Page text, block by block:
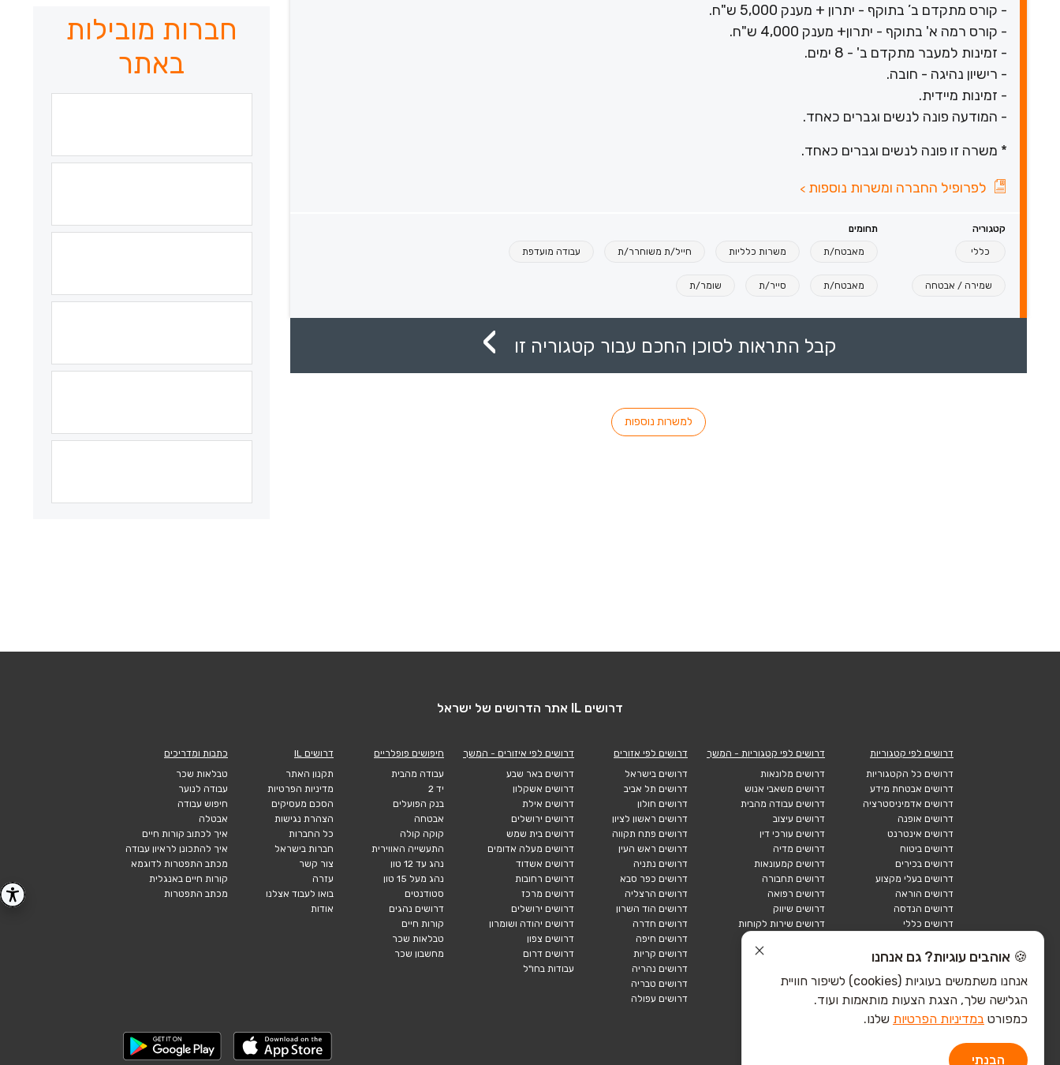
- קורס מתקדם ב’ בתוקף - יתרון + מענק 5,000 ש"ח.
- קורס רמה א' בתוקף - יתרון+ מענק 4,000 ש"ח.
- זמינות למעבר מתקדם ב' - 8 ימים.
- רישיון נהיגה - חובה.
- זמינות מיידית.
- המודעה פונה לנשים וגברים כאחד.
* משרה זו פונה לנשים וגברים כאחד.
לפרופיל החברה ומשרות נוספות >
קטגוריה תחומים
כללי מאבטח/ת משרות כלליות חייל/ת משוחרר/ת עבודה מועדפת
שמירה / אבטחה מאבטח/ת סייר/ת שומר/ת
קבל התראות לסוכן החכם עבור קטגוריה זו
למשרות נוספות
חברות מובילות
באתר
דרושים IL אתר הדרושים של ישראל
דרושים לפי קטגוריות
דרושים כל הקטגוריות
דרושים אבטחת מידע
דרושים אדמיניסטרציה
דרושים אופנה
דרושים אינטרנט
דרושים ביטוח
דרושים בכירים
דרושים בעלי מקצוע
דרושים הוראה
דרושים הנדסה
דרושים כללי
דרושים לוגיסטיקה
דרושים מכירות
הייטק חומרה
דרושים לפי קטגוריות - המשך
דרושים מלונאות
דרושים משאבי אנוש
דרושים עבודה מהבית
דרושים עיצוב
דרושים עורכי דין
דרושים מדיה
דרושים קמעונאות
דרושים תחבורה
דרושים רפואה
דרושים שיווק
דרושים שירות לקוחות
הייטק כללי
הייטק תוכנה
דרושים לפי אזורים
דרושים בישראל
דרושים תל אביב
דרושים חולון
דרושים ראשון לציון
דרושים פתח תקווה
דרושים ראש העין
דרושים נתניה
דרושים כפר סבא
דרושים הרצליה
דרושים הוד השרון
דרושים חדרה
דרושים חיפה
דרושים קריות
דרושים נהריה
דרושים טבריה
דרושים עפולה
דרושים לפי איזורים - המשך
דרושים באר שבע
דרושים אשקלון
דרושים אילת
דרושים ירושלים
דרושים בית שמש
דרושים מעלה אדומים
דרושים אשדוד
דרושים רחובות
דרושים מרכז
דרושים ירושלים
דרושים יהודה ושומרון
דרושים צפון
דרושים דרום
עבודות בחו"ל
חיפושים פופלריים
עבודה מהבית
יד 2
בנק הפועלים
אבטחה
קוקה קולה
התעשייה האווירית
נהג עד 12 טון
נהג מעל 15 טון
סטודנטים
דרושים נהגים
קורות חיים
טבלאות שכר
מחשבון שכר
דרושים IL
תקנון האתר
מדיניות הפרטיות
הסכם מעסיקים
הצהרת נגישות
כל החברות
חברות בישראל
צור קשר
עזרה
בואו לעבוד אצלנו
אודות
כתבות ומדריכים
טבלאות שכר
עבודה לנוער
חיפוש עבודה
אבטלה
איך לכתוב קורות חיים
איך להתכונן לראיון עבודה
מכתב התפטרות לדוגמא
קורות חיים באנגלית
מכתב התפטרות
🍪 אוהבים עוגיות? גם אנחנו
אנחנו משתמשים בעוגיות (cookies) לשיפור חוויית
הגלישה שלך, הצגת הצעות מותאמות ועוד.
כמפורט במדיניות הפרטיות שלנו.
הבנתי